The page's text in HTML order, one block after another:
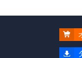

